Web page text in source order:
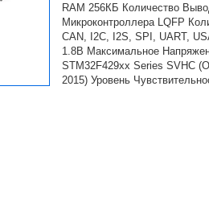
RAM 256КБ Количество
Микроконтроллера LQFP
CAN, I2C, I2S, SPI, UART,
1.8В Максимальное
STM32F429xx Series SVHC
2015) Уровень